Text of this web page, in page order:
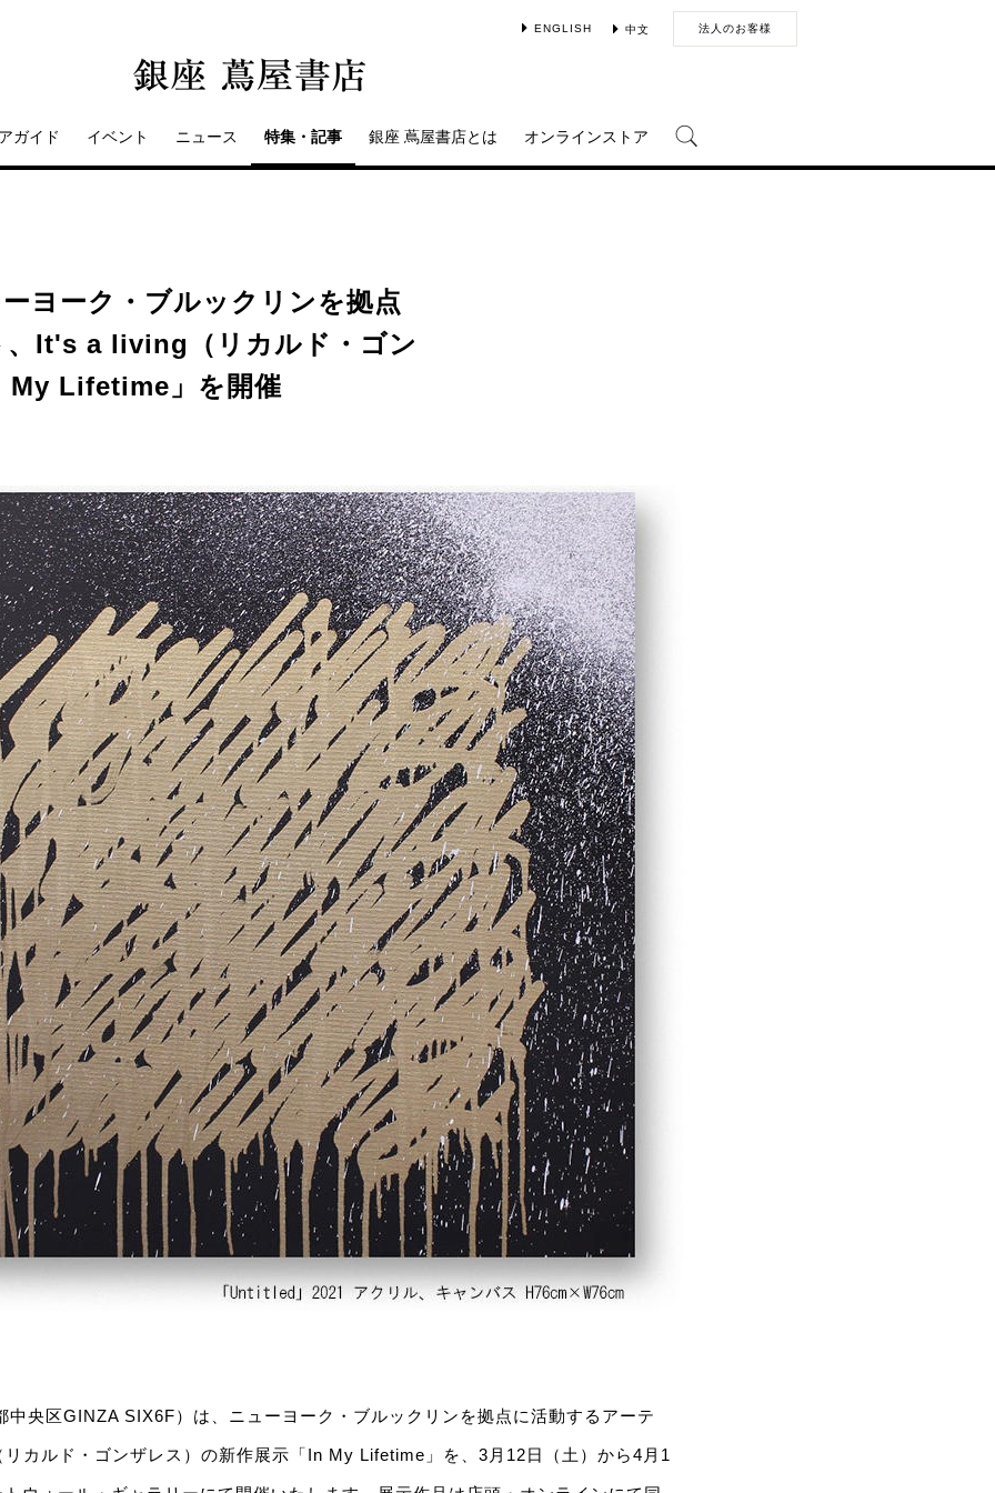
ENGLISH 中文 法人のお客様
ガイド イベント ニュース 特集・記事 銀座 蔦屋書店とは オンラインストア
ヨーク・ブルックリンを拠点
、It's a living（リカルド・ゴン
My Lifetime」を開催
中央区GINZA SIX6F）は、ニューヨーク・ブルックリンを拠点に活動するアーテ
カルド・ゴンザレス）の新作展示「In My Lifetime」を、3月12日（土）から4月1